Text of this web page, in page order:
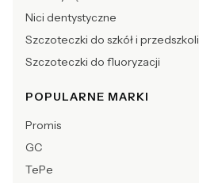
Nici dentystyczne
Szczoteczki do szkół i przedszkoli
Szczoteczki do fluoryzacji
POPULARNE MARKI
Promis
GC
TePe